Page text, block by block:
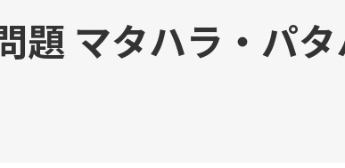
題 マタハラ・パ